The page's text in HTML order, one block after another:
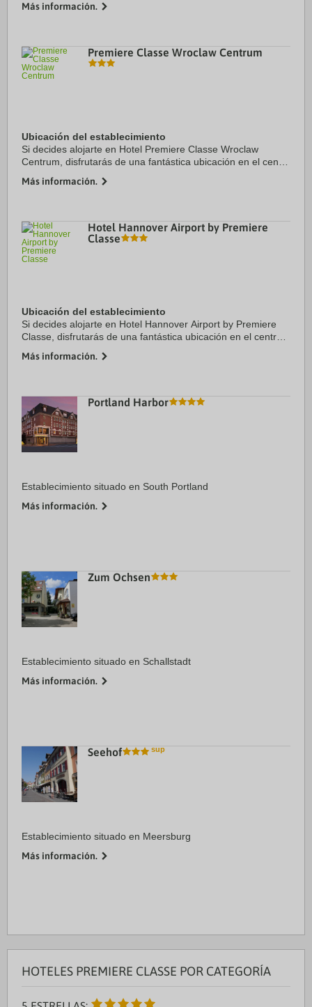
km de Fuente Jet d'Eau. ...
Más información.
Premiere Classe Wroclaw Centrum
Ubicación del establecimiento
Si decides alojarte en Hotel Premiere Classe Wroclaw
Centrum, disfrutarás de una fantástica ubicación en el centro
mercado de Wroclaw y Wroclaw ...
Más información.
Hotel Hannover Airport by Premiere
Classe
Ubicación del establecimiento
Si decides alojarte en Hotel Hannover Airport by Premiere
Classe, disfrutarás de una fantástica ubicación en el centro
Hannover y Lago Maschsee. Además, ...
Más información.
Portland Harbor
Establecimiento situado en South Portland
Más información.
Zum Ochsen
Establecimiento situado en Schallstadt
Más información.
Seehof
Establecimiento situado en Meersburg
Más información.
HOTELES PREMIERE CLASSE POR CATEGORÍA